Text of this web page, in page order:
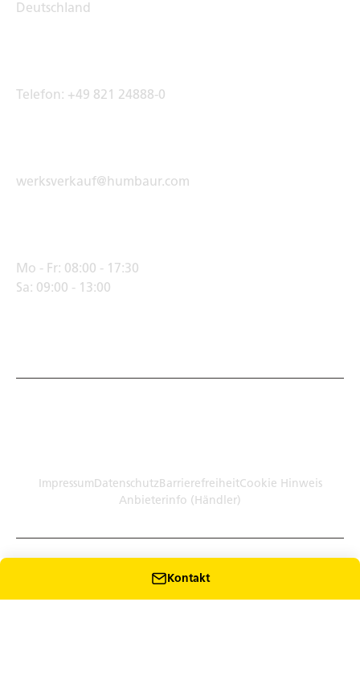
Kontakt
Deutschland
Telefon: +49 821 24888-0
werksverkauf@humbaur.com
Mo - Fr: 08:00 - 17:30
Sa: 09:00 - 13:00
ImpressumDatenschutzBarrierefreiheitCookie Hinweis
Anbieterinfo (Händler)